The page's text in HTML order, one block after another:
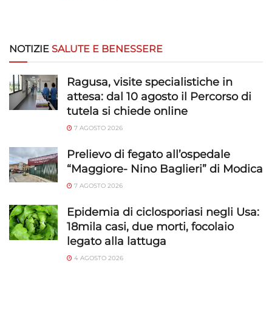
NOTIZIE SALUTE E BENESSERE
Ragusa, visite specialistiche in
attesa: dal 10 agosto il Percorso di
tutela si chiede online
7 AGOSTO 2026
Prelievo di fegato all’ospedale
“Maggiore- Nino Baglieri” di Modica
7 AGOSTO 2026
Epidemia di ciclosporiasi negli Usa:
18mila casi, due morti, focolaio
legato alla lattuga
4 AGOSTO 2026